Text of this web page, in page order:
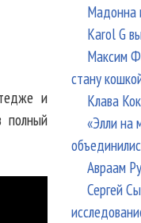
и
полный
Мадонна
Karol G
Максим
стану
Клава
«Элли на
Авраам
Сергей